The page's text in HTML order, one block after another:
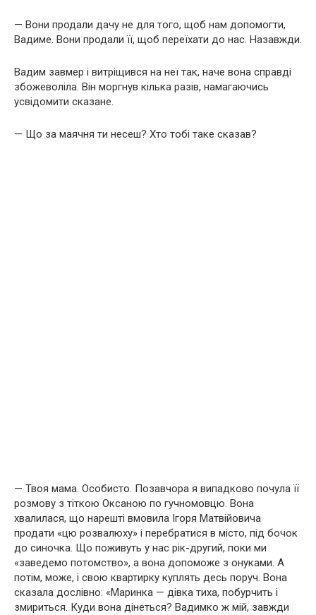
— Вони продали дачу не для того, щоб нам допомогти,
Вадиме. Вони продали її, щоб переїхати до нас. Назавжди.
Вадим завмер і витріщився на неї так, наче вона справді
збожеволіла. Він моргнув кілька разів, намагаючись
усвідомити сказане.
— Що за маячня ти несеш? Хто тобі таке сказав?
— Твоя мама. Особисто. Позавчора я випадково почула її
розмову з тіткою Оксаною по гучномовцю. Вона
хвалилася, що нарешті вмовила Ігоря Матвійовича
продати «цю розвалюху» і перебратися в місто, під бочок
до синочка. Що поживуть у нас рік-другий, поки ми
«заведемо потомство», а вона допоможе з онуками. А
потім, може, і свою квартирку куплять десь поруч. Вона
сказала дослівно: «Маринка — дівка тиха, побурчить і
змириться. Куди вона дінеться? Вадимко ж мій, завжди